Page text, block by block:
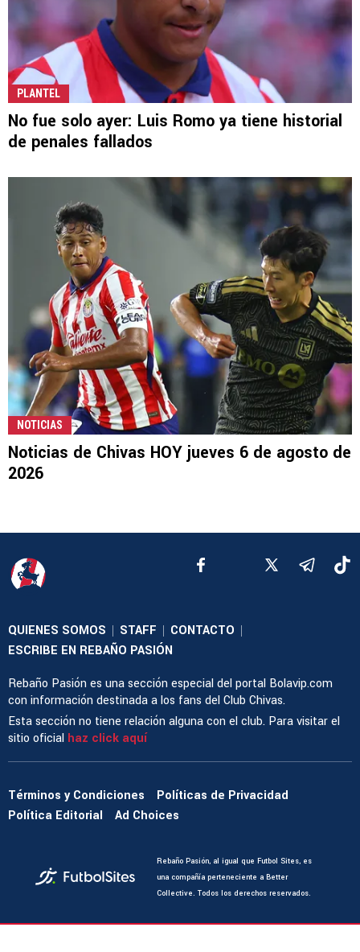
PLANTEL
No fue solo ayer: Luis Romo ya tiene historial
de penales fallados
NOTICIAS
Noticias de Chivas HOY jueves 6 de agosto de
2026
QUIENES SOMOS | STAFF | CONTACTO |
ESCRIBE EN REBAÑO PASIÓN
Rebaño Pasión es una sección especial del portal Bolavip.com
con información destinada a los fans del Club Chivas.
Esta sección no tiene relación alguna con el club. Para visitar el
sitio oficial haz click aquí
Términos y Condiciones
Políticas de Privacidad
Política Editorial
Ad Choices
Rebaño Pasión, al igual que Futbol Sites, es
una compañía perteneciente a Better
Collective. Todos los derechos reservados.